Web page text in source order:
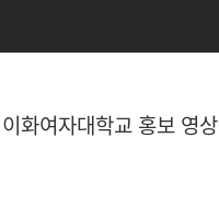
화여자대학교 홍보 영상
2026
교원 보직발령사항